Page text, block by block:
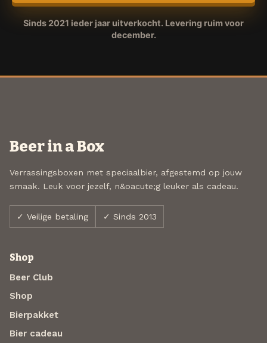
Sinds 2021 ieder jaar uitverkocht. Levering ruim voor
december.
Beer in a Box
Verrassingsboxen met speciaalbier, afgestemd op jouw
smaak. Leuk voor jezelf, n&oacute;g leuker als cadeau.
✓ Veilige betaling ✓ Sinds 2013
Shop
Beer Club
Shop
Bierpakket
Bier cadeau